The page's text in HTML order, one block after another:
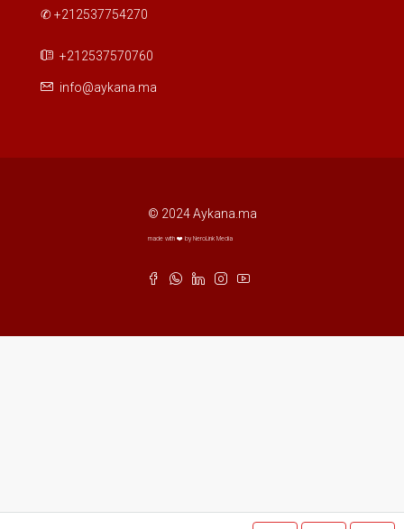
✆ +212537754270
+212537570760
info@aykana.ma
© 2024 Aykana.ma
made with ❤️ by NeroLink Media